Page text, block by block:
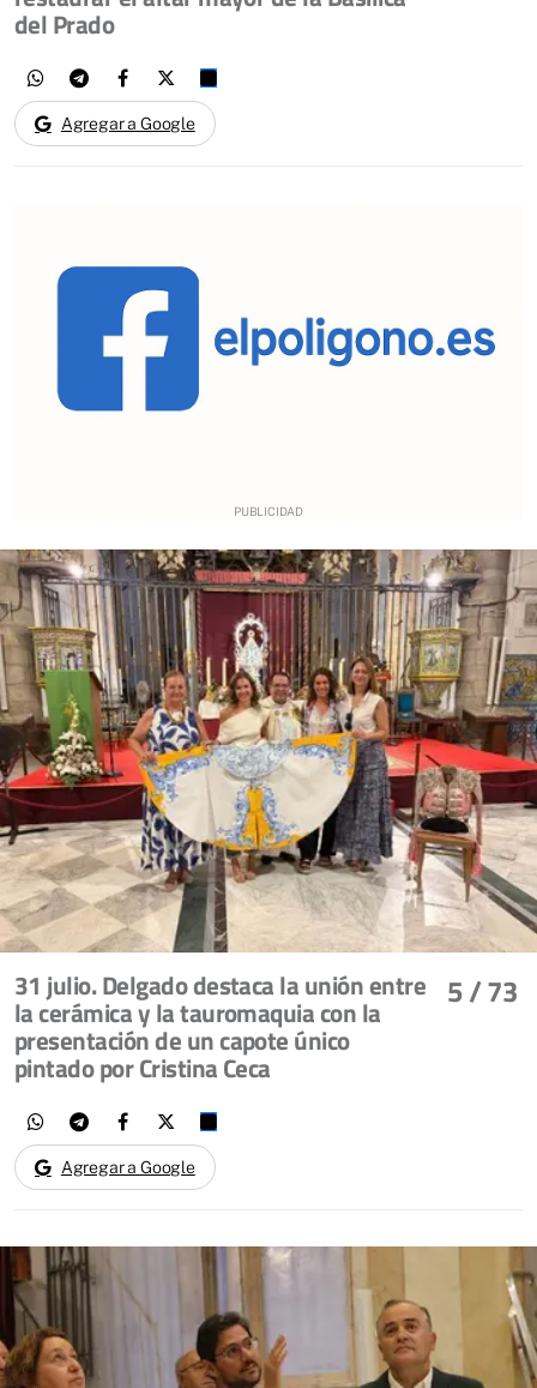
del Prado
Agregar a Google
5/ 73
31 julio. Delgado destaca la unión entre
la cerámica y la tauromaquia con la
presentación de un capote único
pintado por Cristina Ceca
Agregar a Google